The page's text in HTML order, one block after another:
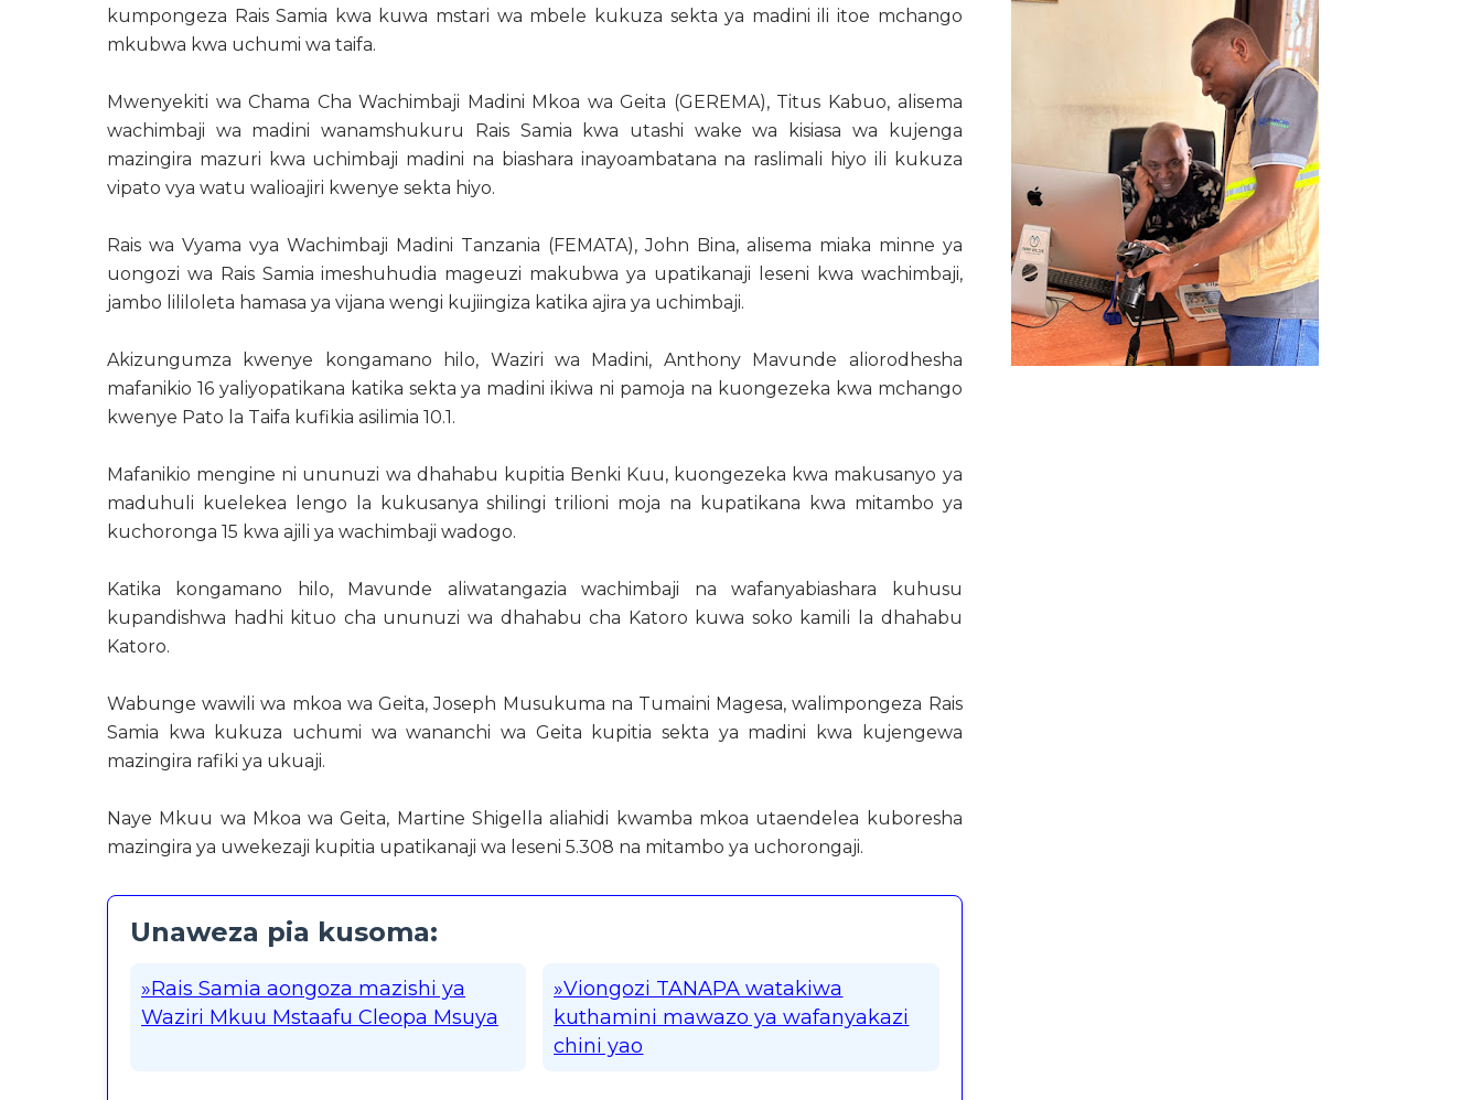
kumpongeza Rais Samia kwa kuwa mstari wa mbele kukuza sekta ya madini ili itoe mchango
mkubwa kwa uchumi wa taifa.
Mwenyekiti wa Chama Cha Wachimbaji Madini Mkoa wa Geita (GEREMA), Titus Kabuo, alisema
wachimbaji wa madini wanamshukuru Rais Samia kwa utashi wake wa kisiasa wa kujenga
mazingira mazuri kwa uchimbaji madini na biashara inayoambatana na raslimali hiyo ili kukuza
vipato vya watu walioajiri kwenye sekta hiyo.
Rais wa Vyama vya Wachimbaji Madini Tanzania (FEMATA), John Bina, alisema miaka minne ya
uongozi wa Rais Samia imeshuhudia mageuzi makubwa ya upatikanaji leseni kwa wachimbaji,
jambo lililoleta hamasa ya vijana wengi kujiingiza katika ajira ya uchimbaji.
Akizungumza kwenye kongamano hilo, Waziri wa Madini, Anthony Mavunde aliorodhesha
mafanikio 16 yaliyopatikana katika sekta ya madini ikiwa ni pamoja na kuongezeka kwa mchango
kwenye Pato la Taifa kufikia asilimia 10.1.
Mafanikio mengine ni ununuzi wa dhahabu kupitia Benki Kuu, kuongezeka kwa makusanyo ya
maduhuli kuelekea lengo la kukusanya shilingi trilioni moja na kupatikana kwa mitambo ya
kuchoronga 15 kwa ajili ya wachimbaji wadogo.
Katika kongamano hilo, Mavunde aliwatangazia wachimbaji na wafanyabiashara kuhusu
kupandishwa hadhi kituo cha ununuzi wa dhahabu cha Katoro kuwa soko kamili la dhahabu
Katoro.
Wabunge wawili wa mkoa wa Geita, Joseph Musukuma na Tumaini Magesa, walimpongeza Rais
Samia kwa kukuza uchumi wa wananchi wa Geita kupitia sekta ya madini kwa kujengewa
mazingira rafiki ya ukuaji.
Naye Mkuu wa Mkoa wa Geita, Martine Shigella aliahidi kwamba mkoa utaendelea kuboresha
mazingira ya uwekezaji kupitia upatikanaji wa leseni 5.308 na mitambo ya uchorongaji.
Unaweza pia kusoma:
»Rais Samia aongoza mazishi ya
Waziri Mkuu Mstaafu Cleopa Msuya
»Viongozi TANAPA watakiwa
kuthamini mawazo ya wafanyakazi
chini yao